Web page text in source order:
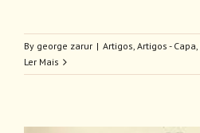
By george zarur | Artigos Artigos - Capa
Ler Mais